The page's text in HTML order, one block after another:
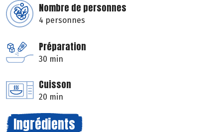
Nombre de personnes
4 personnes
Préparation
30 min
Cuisson
20 min
Ingrédients